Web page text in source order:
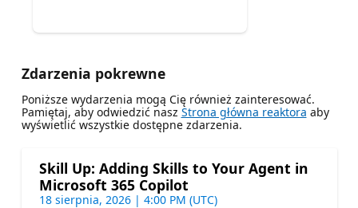
Zdarzenia pokrewne
Poniższe wydarzenia mogą Cię również zainteresować.
Pamiętaj, aby odwiedzić nasz Strona główna reaktora aby
wyświetlić wszystkie dostępne zdarzenia.
Skill Up: Adding Skills to Your Agent in
Microsoft 365 Copilot
18 sierpnia, 2026 | 4:00 PM (UTC)